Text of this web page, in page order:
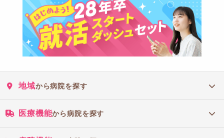
地域から病院を探す
医療機能から病院を探す